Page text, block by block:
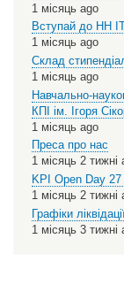
1 місяць ago
Вступай до НН
1 місяць ago
Склад
1 місяць ago
Навчально-
КПІ ім. Ігоря
1 місяць ago
Преса про нас
1 місяць 2 тижні
KPI Open Day
1 місяць 2 тижні
Графіки
1 місяць 3 тижні